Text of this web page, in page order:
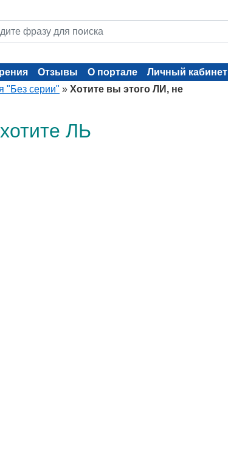
Отзывы О портале
Личный кабинет
"Без серии" » Хотите вы этого ЛИ, не
ЛЬ